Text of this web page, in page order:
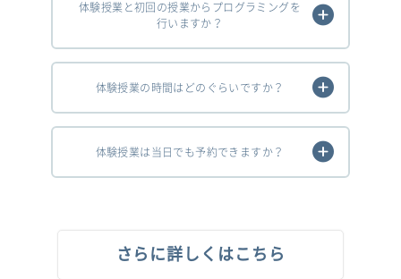
体験授業と初回の授業からプログラミングを
行いますか？
体験授業の時間はどのぐらいですか？
体験授業は当日でも予約できますか？
さらに詳しくはこちら